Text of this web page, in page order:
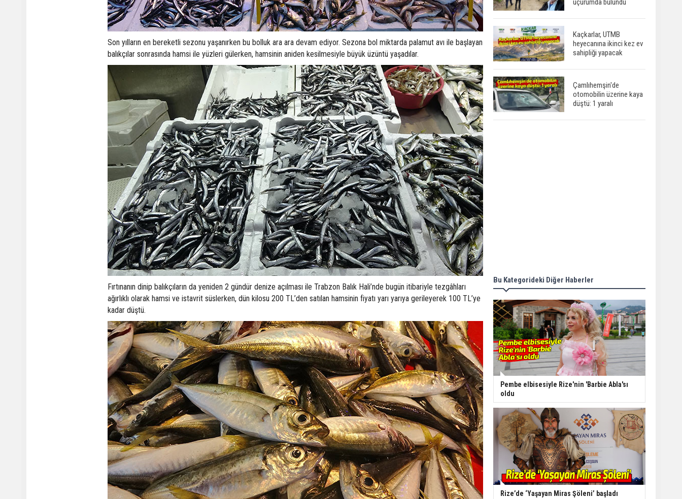
Son yılların en bereketli sezonu yaşanırken bu bolluk ara ara devam ediyor. Sezona bol miktarda palamut avı ile başlayan
balıkçılar sonrasında hamsi ile yüzleri gülerken, hamsinin aniden kesilmesiyle büyük üzüntü yaşadılar.
Fırtınanın dinip balıkçıların da yeniden 2 gündür denize açılması ile Trabzon Balık Hali’nde bugün itibariyle tezgâhları
ağırlıklı olarak hamsi ve istavrit süslerken, dün kilosu 200 TL’den satılan hamsinin fiyatı yarı yarıya gerileyerek 100 TL’ye
kadar düştü.
Kaçkarlar, UTMB
heyecanına ikinci kez ev
sahipliği yapacak
Çamlıhemşin'de
otomobilin üzerine kaya
düştü: 1 yaralı
Bu Kategorideki Diğer Haberler
Pembe elbisesiyle Rize'nin 'Barbie Abla'sı
oldu
Rize’de ‘Yaşayan Miras Şöleni’ başladı